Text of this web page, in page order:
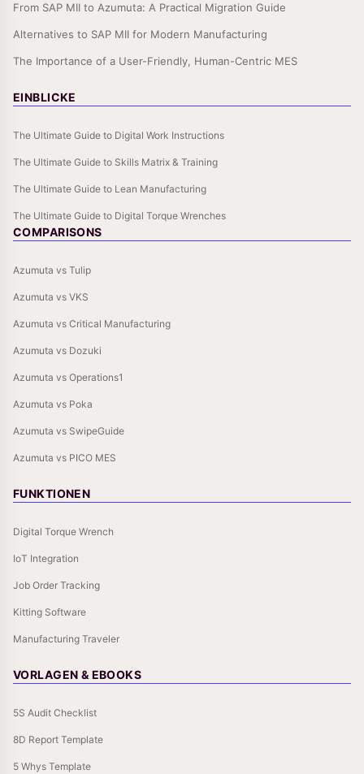
From SAP MII to Azumuta: A Practical Migration Guide
Alternatives to SAP MII for Modern Manufacturing
The Importance of a User-Friendly, Human-Centric MES
EINBLICKE
The Ultimate Guide to Digital Work Instructions
The Ultimate Guide to Skills Matrix & Training
The Ultimate Guide to Lean Manufacturing
The Ultimate Guide to Digital Torque Wrenches
COMPARISONS
Azumuta vs Tulip
Azumuta vs VKS
Azumuta vs Critical Manufacturing
Azumuta vs Dozuki
Azumuta vs Operations1
Azumuta vs Poka
Azumuta vs SwipeGuide
Azumuta vs PICO MES
FUNKTIONEN
Digital Torque Wrench
IoT Integration
Job Order Tracking
Kitting Software
Manufacturing Traveler
VORLAGEN & EBOOKS
5S Audit Checklist
8D Report Template
5 Whys Template